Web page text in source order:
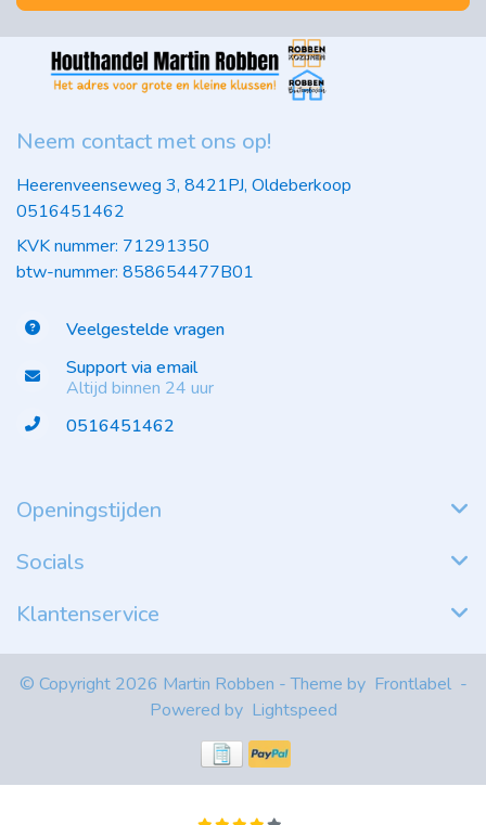
Neem contact met ons op!
Heerenveenseweg 3, 8421PJ, Oldeberkoop
0516451462
KVK nummer: 71291350
btw-nummer: 858654477B01
Veelgestelde vragen
Support via email
Altijd binnen 24 uur
0516451462
Openingstijden
Socials
Klantenservice
© Copyright 2026 Martin Robben - Theme by Frontlabel -
Powered by Lightspeed